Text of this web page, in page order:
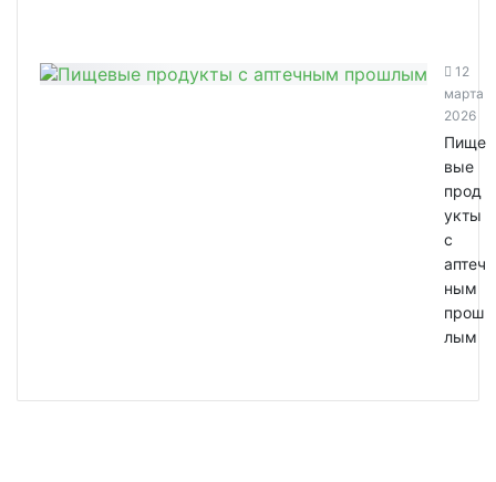
12
марта
2026
Пище
вые
прод
укты
с
аптеч
ным
прош
лым